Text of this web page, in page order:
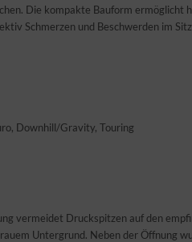
Die kompakte Bauform
Schmerzen und Beschwerden im
Downhill/Gravity, Touring
vermeidet Druckspitzen auf den
Untergrund. Neben der